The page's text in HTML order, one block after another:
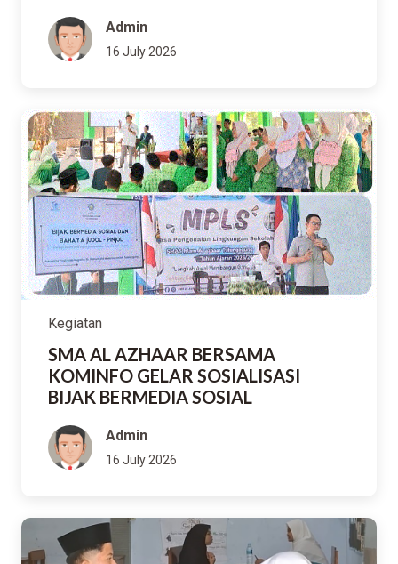
Admin
16 July 2026
Kegiatan
SMA AL AZHAAR BERSAMA
KOMINFO GELAR SOSIALISASI
BIJAK BERMEDIA SOSIAL
Admin
16 July 2026